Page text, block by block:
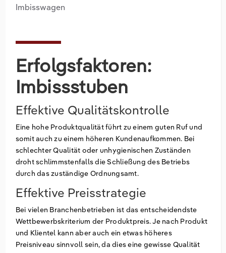
Imbisswagen
Erfolgsfaktoren:
Imbissstuben
Effektive Qualitätskontrolle
Eine hohe Produktqualität führt zu einem guten Ruf und
somit auch zu einem höheren Kundenaufkommen. Bei
schlechter Qualität oder unhygienischen Zuständen
droht schlimmstenfalls die Schließung des Betriebs
durch das zuständige Ordnungsamt.
Effektive Preisstrategie
Bei vielen Branchenbetrieben ist das entscheidendste
Wettbewerbskriterium der Produktpreis. Je nach Produkt
und Klientel kann aber auch ein etwas höheres
Preisniveau sinnvoll sein, da dies eine gewisse Qualität